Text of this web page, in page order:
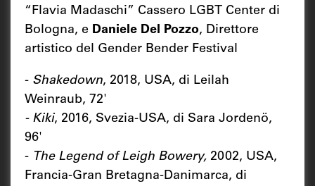
“Flavia Madaschi” Cassero LGBT Center di
Bologna, e Daniele Del Pozzo, Direttore
artistico del Gender Bender Festival
- Shakedown, 2018, USA, di Leilah
Weinraub, 72'
- Kiki, 2016, Svezia-USA, di Sara Jordenö,
96'
- The Legend of Leigh Bowery, 2002, USA,
Francia-Gran Bretagna-Danimarca, di